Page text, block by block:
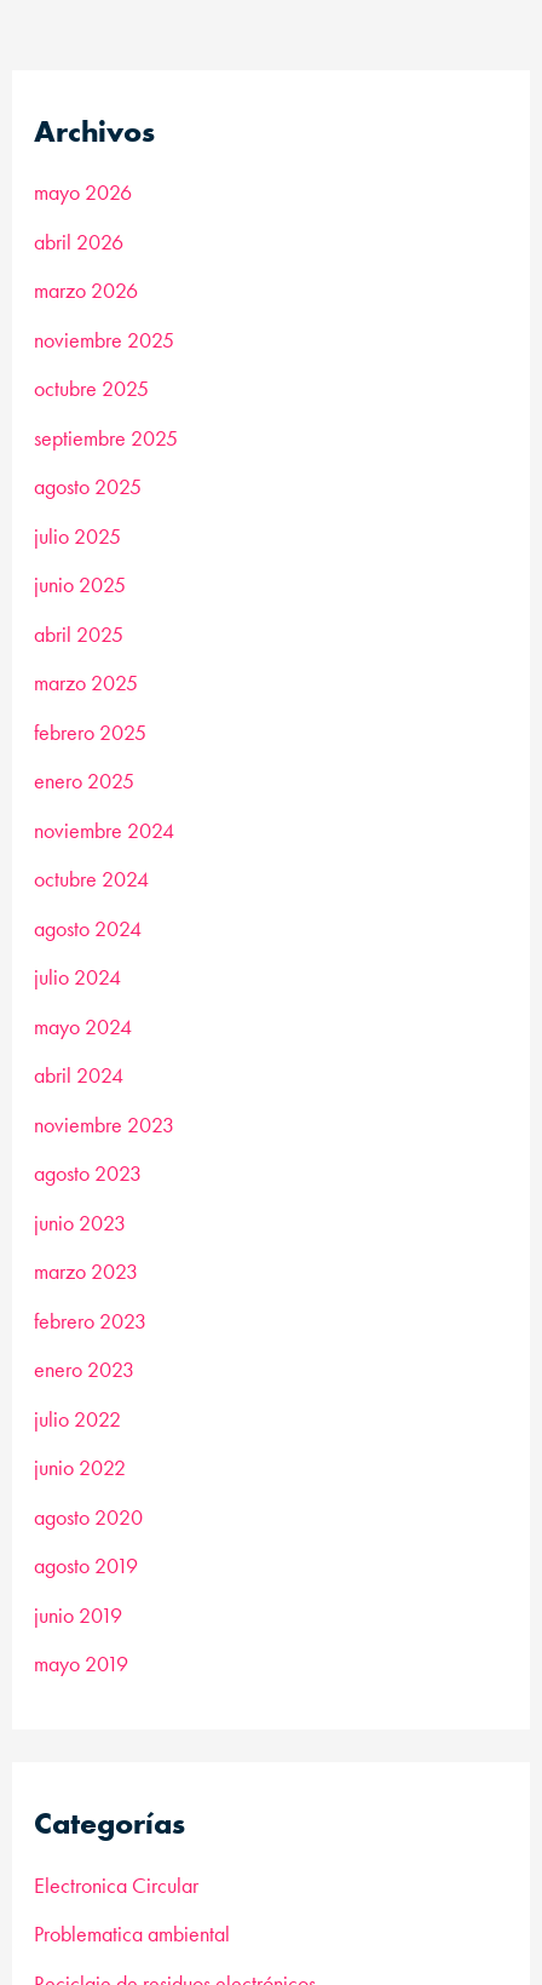
Archivos
mayo 2026
abril 2026
marzo 2026
noviembre 2025
octubre 2025
septiembre 2025
agosto 2025
julio 2025
junio 2025
abril 2025
marzo 2025
febrero 2025
enero 2025
noviembre 2024
octubre 2024
agosto 2024
julio 2024
mayo 2024
abril 2024
noviembre 2023
agosto 2023
junio 2023
marzo 2023
febrero 2023
enero 2023
julio 2022
junio 2022
agosto 2020
agosto 2019
junio 2019
mayo 2019
Categorías
Electronica Circular
Problematica ambiental